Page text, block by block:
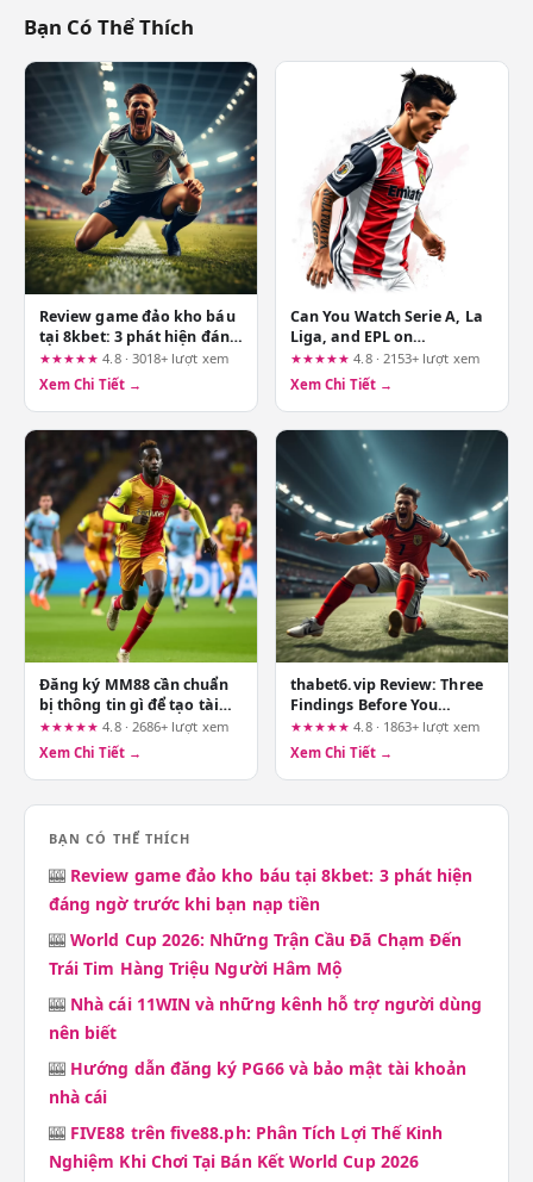
Bạn Có Thể Thích
Review game đảo kho báu
tại 8kbet: 3 phát hiện đáng
ngờ trước khi bạn nạp tiền
★★★★★4.8 · 3018+ lượt xem
Xem Chi Tiết →
Can You Watch Serie A, La
Liga, and EPL on
mu88.global? A Risk-
Management Perspective
★★★★★4.8 · 2153+ lượt xem
Xem Chi Tiết →
Đăng ký MM88 cần chuẩn
bị thông tin gì để tạo tài
khoản nhanh hơn
★★★★★4.8 · 2686+ lượt xem
Xem Chi Tiết →
thabet6.vip Review: Three
Findings Before You
Browse Virtual
Entertainment
★★★★★4.8 · 1863+ lượt xem
Xem Chi Tiết →
BẠN CÓ THỂ THÍCH
🎰 Review game đảo kho báu tại 8kbet: 3 phát hiện
đáng ngờ trước khi bạn nạp tiền
🎰World Cup 2026: Những Trận Cầu Đã Chạm Đến
Trái Tim Hàng Triệu Người Hâm Mộ
🎰 Nhà cái 11WIN và những kênh hỗ trợ người dùng
nên biết
🎰 Hướng dẫn đăng ký PG66 và bảo mật tài khoản
nhà cái
🎰 FIVE88 trên five88.ph: Phân Tích Lợi Thế Kinh
Nghiệm Khi Chơi Tại Bán Kết World Cup 2026